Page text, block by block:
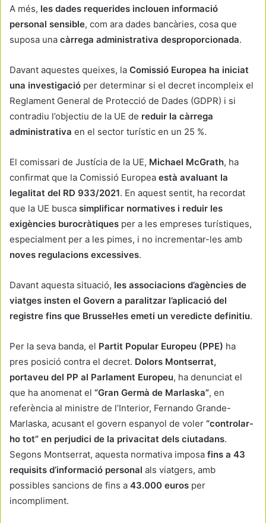
A més, les dades requerides inclouen informació
personal sensible, com ara dades bancàries, cosa que
suposa una càrrega administrativa desproporcionada.
Davant aquestes queixes, la Comissió Europea ha iniciat
una investigació per determinar si el decret incompleix el
Reglament General de Protecció de Dades (GDPR) i si
contradiu l’objectiu de la UE de reduir la càrrega
administrativa en el sector turístic en un 25 %.
El comissari de Justícia de la UE, Michael McGrath, ha
confirmat que la Comissió Europea està avaluant la
legalitat del RD 933/2021. En aquest sentit, ha recordat
que la UE busca simplificar normatives i reduir les
exigències burocràtiques per a les empreses turístiques,
especialment per a les pimes, i no incrementar-les amb
noves regulacions excessives.
Davant aquesta situació, les associacions d’agències de
viatges insten el Govern a paralitzar l’aplicació del
registre fins que Brussel·les emeti un veredicte definitiu.
Per la seva banda, el Partit Popular Europeu (PPE) ha
pres posició contra el decret. Dolors Montserrat,
portaveu del PP al Parlament Europeu, ha denunciat el
que ha anomenat el “Gran Germà de Marlaska”, en
referència al ministre de l’Interior, Fernando Grande-
Marlaska, acusant el govern espanyol de voler “controlar-
ho tot” en perjudici de la privacitat dels ciutadans.
Segons Montserrat, aquesta normativa imposa fins a 43
requisits d’informació personal als viatgers, amb
possibles sancions de fins a 43.000 euros per
incompliment.